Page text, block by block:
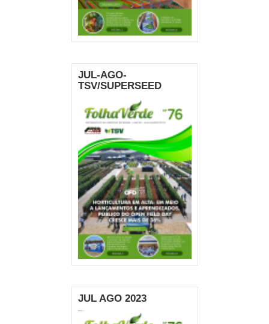
JUL-AGO-
TSV/SUPERSEED
JUL AGO 2023